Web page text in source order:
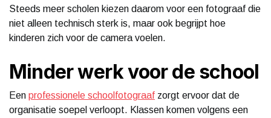
Steeds meer scholen kiezen daarom voor een fotograaf die
niet alleen technisch sterk is, maar ook begrijpt hoe
kinderen zich voor de camera voelen.
Minder werk voor de school
Een professionele schoolfotograaf zorgt ervoor dat de
organisatie soepel verloopt. Klassen komen volgens een